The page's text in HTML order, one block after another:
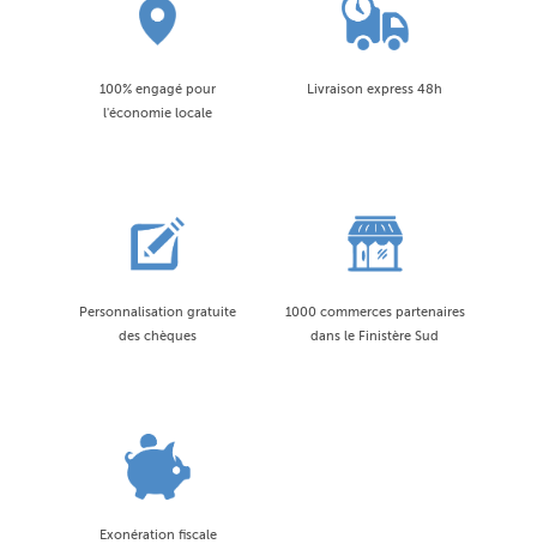
100% engagé pour
l'économie locale
Livraison express 48h
Personnalisation gratuite
des chèques
1000 commerces partenaires
dans le Finistère Sud
Exonération fiscale